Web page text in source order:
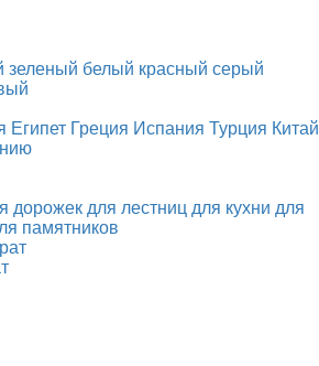
зеленый белый красный серый
Египет Греция Испания Турция Китай
дорожек для лестниц для кухни для
памятников